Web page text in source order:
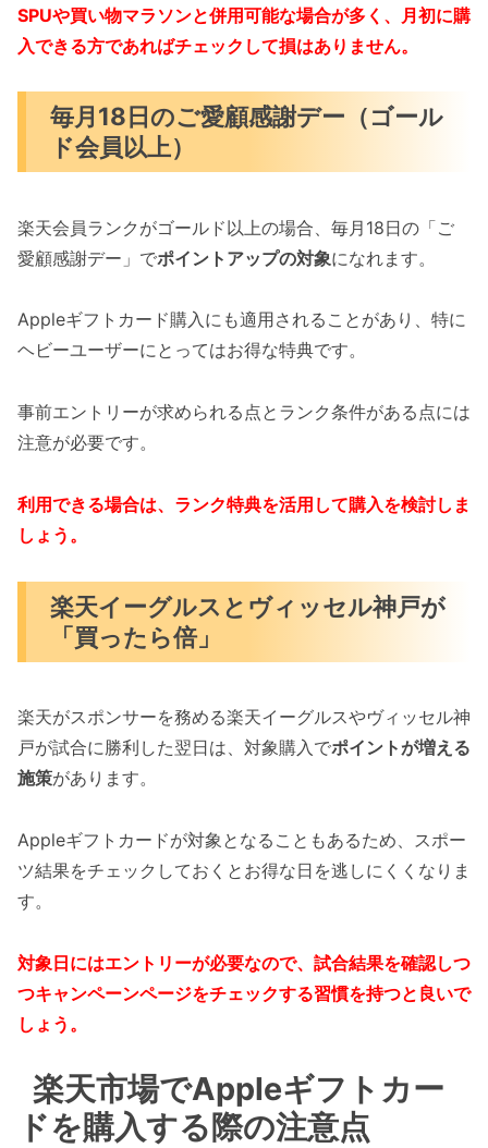
SPUや買い物マラソンと併用可能な場合が多く、月初に購
入できる方であればチェックして損はありません。
毎月18日のご愛顧感謝デー（ゴール
ド会員以上）
楽天会員ランクがゴールド以上の場合、毎月18日の「ご
愛顧感謝デー」でポイントアップの対象になれます。
Appleギフトカード購入にも適用されることがあり、特に
ヘビーユーザーにとってはお得な特典です。
事前エントリーが求められる点とランク条件がある点には
注意が必要です。
利用できる場合は、ランク特典を活用して購入を検討しま
しょう。
楽天イーグルスとヴィッセル神戸が
「買ったら倍」
楽天がスポンサーを務める楽天イーグルスやヴィッセル神
戸が試合に勝利した翌日は、対象購入でポイントが増える
施策があります。
Appleギフトカードが対象となることもあるため、スポー
ツ結果をチェックしておくとお得な日を逃しにくくなりま
す。
対象日にはエントリーが必要なので、試合結果を確認しつ
つキャンペーンページをチェックする習慣を持つと良いで
しょう。
楽天市場でAppleギフトカー
ドを購入する際の注意点